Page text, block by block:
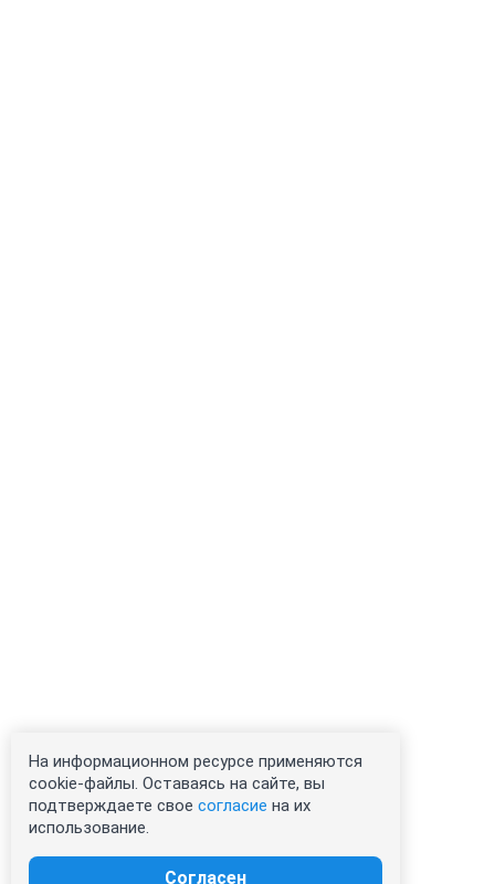
На информационном ресурсе применяются
cookie-файлы. Оставаясь на сайте, вы
подтверждаете свое согласие на их
использование.
Согласен